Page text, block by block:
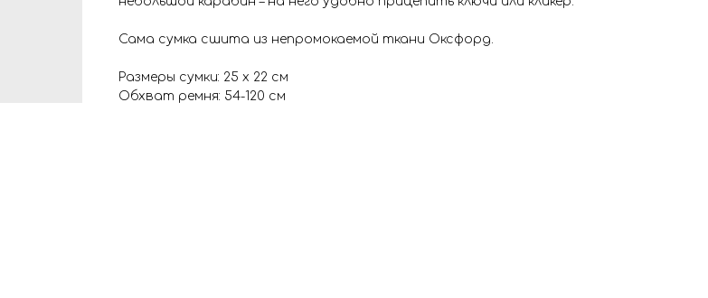
Сама сумка сшита из непромокаемой ткани Оксфорд.
Размеры сумки: 25 х 22 см
Обхват ремня: 54-120 см